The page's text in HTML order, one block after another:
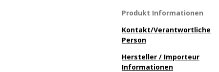
Produkt Informationen
Kontakt/Verantwortliche
Person
Hersteller / Importeur
Informationen